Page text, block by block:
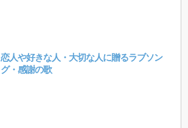
恋人や好きな人・大切な人に贈るラブソン
グ・感謝の歌